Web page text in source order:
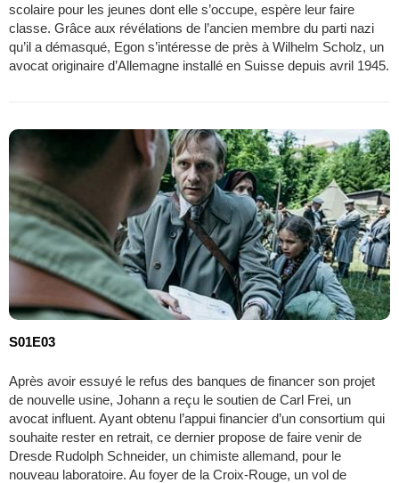
scolaire pour les jeunes dont elle s’occupe, espère leur faire
classe. Grâce aux révélations de l’ancien membre du parti nazi
qu’il a démasqué, Egon s’intéresse de près à Wilhelm Scholz, un
avocat originaire d’Allemagne installé en Suisse depuis avril 1945.
S01E03
Après avoir essuyé le refus des banques de financer son projet
de nouvelle usine, Johann a reçu le soutien de Carl Frei, un
avocat influent. Ayant obtenu l’appui financier d’un consortium qui
souhaite rester en retrait, ce dernier propose de faire venir de
Dresde Rudolph Schneider, un chimiste allemand, pour le
nouveau laboratoire. Au foyer de la Croix-Rouge, un vol de